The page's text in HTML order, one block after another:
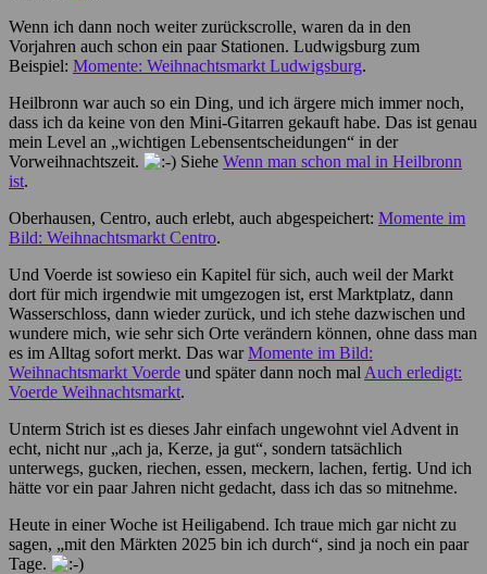
Wenn ich dann noch weiter zurückscrolle, waren da in den
Vorjahren auch schon ein paar Stationen. Ludwigsburg zum
Beispiel: Momente: Weihnachtsmarkt Ludwigsburg.
Heilbronn war auch so ein Ding, und ich ärgere mich immer noch,
dass ich da keine von den Mini-Gitarren gekauft habe. Das ist genau
mein Level an „wichtigen Lebensentscheidungen“ in der
Vorweihnachtszeit.
Siehe Wenn man schon mal in Heilbronn
ist.
Oberhausen, Centro, auch erlebt, auch abgespeichert: Momente im
Bild: Weihnachtsmarkt Centro.
Und Voerde ist sowieso ein Kapitel für sich, auch weil der Markt
dort für mich irgendwie mit umgezogen ist, erst Marktplatz, dann
Wasserschloss, dann wieder zurück, und ich stehe dazwischen und
wundere mich, wie sehr sich Orte verändern können, ohne dass man
es im Alltag sofort merkt. Das warMomente im Bild:
Weihnachtsmarkt Voerde und später dann noch mal Auch erledigt:
Voerde Weihnachtsmarkt.
Unterm Strich ist es dieses Jahr einfach ungewohnt viel Advent in
echt, nicht nur „ach ja, Kerze, ja gut“, sondern tatsächlich
unterwegs, gucken, riechen, essen, meckern, lachen, fertig. Und ich
hätte vor ein paar Jahren nicht gedacht, dass ich das so mitnehme.
Heute in einer Woche ist Heiligabend. Ich traue mich gar nicht zu
sagen, „mit den Märkten 2025 bin ich durch“, sind ja noch ein paar
Tage.